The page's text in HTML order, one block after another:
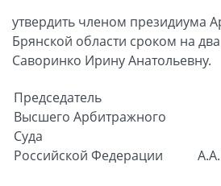
утвердить членом президиума
Брянской области сроком на
Саворинко Ирину Анатольевну.
Председатель
Высшего Арбитражного
Суда
Российской Федерации